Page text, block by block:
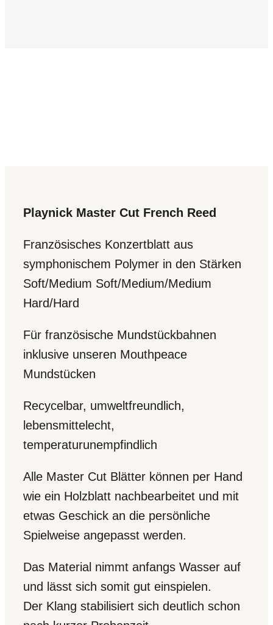
Playnick Master Cut French Reed
Französisches Konzertblatt aus
symphonischem Polymer in den Stärken
Soft/Medium Soft/Medium/Medium
Hard/Hard
Für französische Mundstückbahnen
inklusive unseren Mouthpeace
Mundstücken
Recycelbar, umweltfreundlich,
lebensmittelecht,
temperaturunempfindlich
Alle Master Cut Blätter können per Hand
wie ein Holzblatt nachbearbeitet und mit
etwas Geschick an die persönliche
Spielweise angepasst werden.
Das Material nimmt anfangs Wasser auf
und lässt sich somit gut einspielen.
Der Klang stabilisiert sich deutlich schon